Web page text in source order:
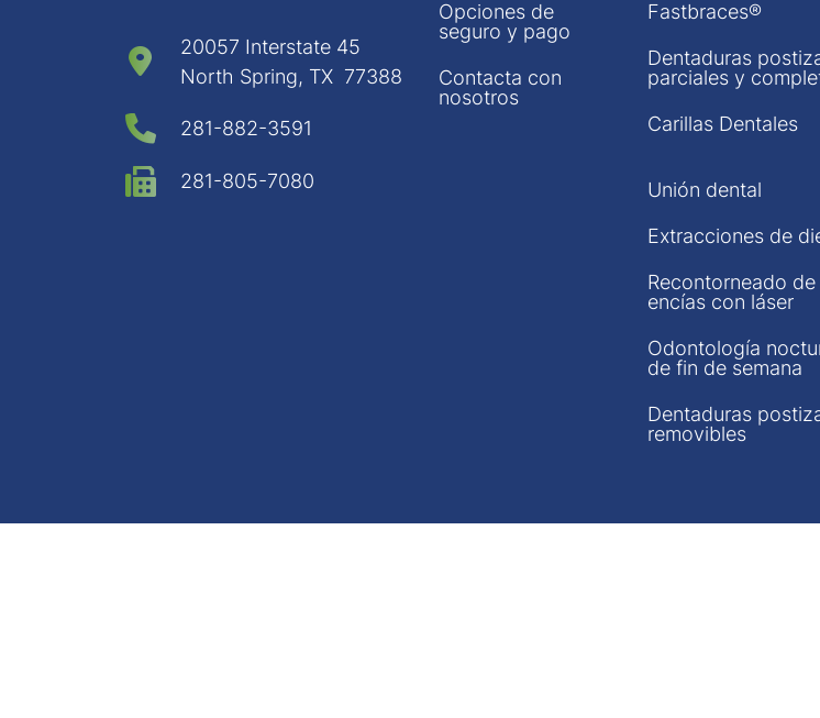
20057 Interstate 45
North Spring, TX 77388
281-882-3591
281-805-7080
Opciones de
seguro y pago
Contacta con
nosotros
Fastbraces®
Dentaduras
parciales y
Carillas Dentales
Unión dental
Extracciones de
Recontorneado de
encías con láser
Odontología
de fin de semana
Dentaduras
removibles